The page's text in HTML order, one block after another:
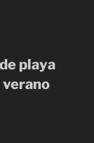
playa
verano